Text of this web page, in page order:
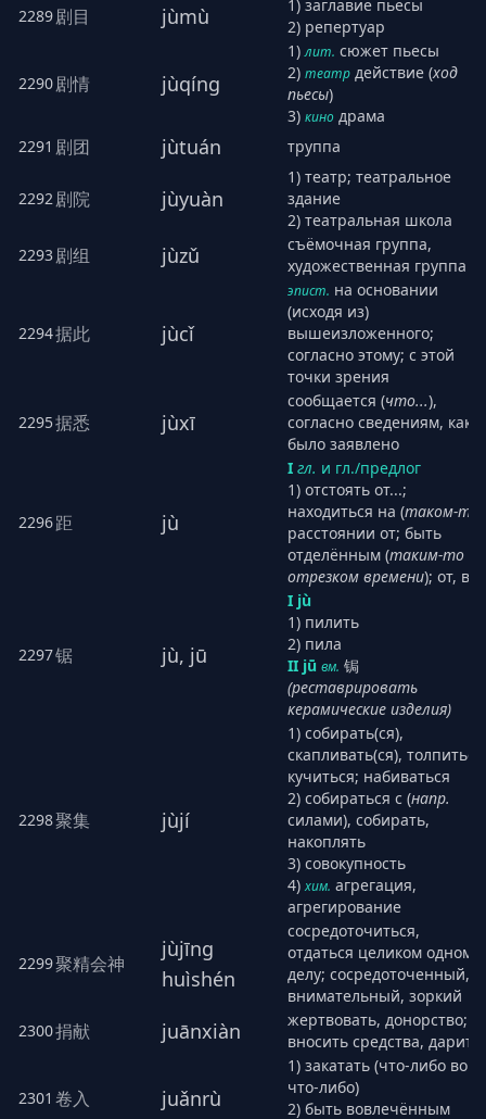
2289剧目 jùmù
1) заглавие пьесы
2) репертуар
2290剧情 jùqíng
1) лит. сюжет пьесы
2) театр действие (ход
пьесы)
3) кино драма
2291 剧团 jùtuán труппа
2292 剧院 jùyuàn
1) театр; театральное
здание
2) театральная школа
2293剧组 jùzǔ
съёмочная группа,
художественная группа
2294据此 jùcǐ
эпист. на основании
(исходя из)
вышеизложенного;
согласно этому; с этой
точки зрения
2295据悉 jùxī
сообщается (что...),
согласно сведениям, как
было заявлено
2296距 jù
I гл. и гл./предлог
1) отстоять от...;
находиться на (таком-то
расстоянии от; быть
отделённым (таким-то
отрезком времени); от, в
2297锯 jù, jū
I jù
1) пилить
2) пила
II jū вм. 锔
(реставрировать
керамические изделия)
2298聚集 jùjí
1) собирать(ся),
скапливать(ся),
кучиться; набиваться
2) собираться с (напр.
силами), собирать,
накоплять
3) совокупность
4) хим. агрегация,
агрегирование
2299聚精会神
jùjīng
huìshén
сосредоточиться,
отдаться целиком одному
делу; сосредоточенный,
внимательный, зоркий
2300捐献 juānxiàn
жертвовать, донорство;
вносить средства, дарить
2301 卷入 juǎnrù
1) закатать (что-либо во
что-либо)
2) быть вовлечённым